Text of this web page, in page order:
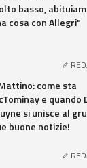
basso,
cosa con Allegri"
come sta
e quando
si unisce al
buone notizie!